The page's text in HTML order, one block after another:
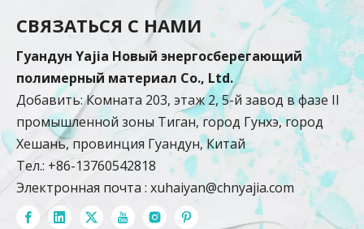
СВЯЗАТЬСЯ С НАМИ
Гуандун Yajia Новый энергосберегающий
полимерный материал Co., Ltd.
Добавить: Комната 203, этаж 2, 5-й завод в фазе II
промышленной зоны Тиган, город Гунхэ, город
Хешань, провинция Гуандун, Китай
Тел.: +86-13760542818
Электронная почта : xuhaiyan@chnyajia.com